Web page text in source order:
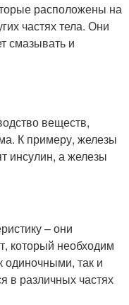
расположены на
частях тела. Они
смазывать и
веществ,
К примеру, железы
инсулин, а железы
– они
который необходим
одиночными, так и
в различных частях